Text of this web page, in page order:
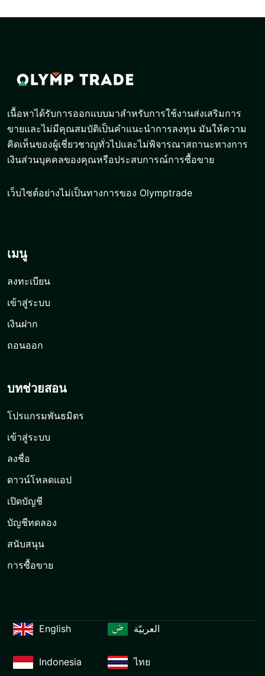
เนื้อหาได้รับการออกแบบมาสำหรับการใช้งานส่งเสริมการ
ขายและไม่มีคุณสมบัติเป็นคำแนะนำการลงทุน มันให้ความ
คิดเห็นของผู้เชี่ยวชาญทั่วไปและไม่พิจารณาสถานะทางการ
เงินส่วนบุคคลของคุณหรือประสบการณ์การซื้อขาย
เว็บไซต์อย่างไม่เป็นทางการของ Olymptrade
เมนู
ลงทะเบียน
เข้าสู่ระบบ
เงินฝาก
ถอนออก
บทช่วยสอน
โปรแกรมพันธมิตร
เข้าสู่ระบบ
ลงชื่อ
ดาวน์โหลดแอป
เปิดบัญชี
บัญชีทดลอง
สนับสนุน
การซื้อขาย
English العربيّة
Indonesia ไทย